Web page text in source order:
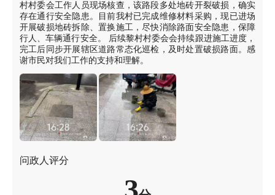
村村委会工作人员现场核查，该路段多处地砖开裂破损，确实
存在通行安全隐患。目前我村已完成维修材料采购，现已进场
开展破损地砖拆除、置换施工，尽快消除路面安全隐患，保障
行人、车辆通行安全。 后续黎村村委会会持续跟进施工进度，
完工后同步开展辖区道路常态化巡检，及时处置破损路面。感
谢市民对我们工作的支持和理解。
问政人评分